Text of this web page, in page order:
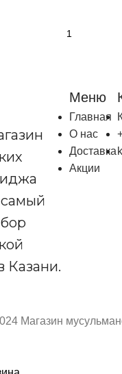
Казани.
Меню
Главная
О нас
Доставка
Акции
Магазин